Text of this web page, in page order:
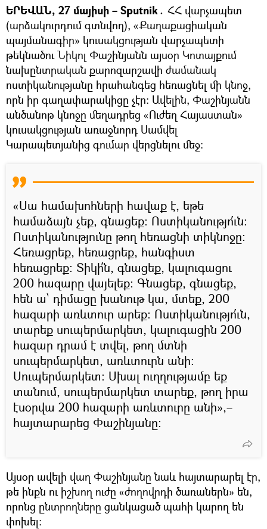
ԵՐԵՎԱՆ, 27 մայիսի – Sputnik․ ՀՀ վարչապետ
(արձակուրդում գտնվող), «Քաղաքացիական
պայմանագիր» կուսակցության վարչապետի
թեկնածու Նիկոլ Փաշինյանն այսօր Կոտայքում
նախընտրական քարոզարշավի ժամանակ
ոստիկանությանը հրահանգեց հեռացնել մի կնոջ,
որն իր գաղափարակիցը չէր։ Ավելին, Փաշինյանն
անծանոթ կնոջը մեղադրեց «Ուժեղ Հայաստան»
կուսակցության առաջնորդ Սամվել
Կարապետյանից գումար վերցնելու մեջ։
«Սա համախոհների հավաք է, եթե
համաձայն չեք, գնացեք։ Ոստիկանությո՛ւն։
Ոստիկանությունը թող հեռացնի տիկնոջը։
Հեռացրեք, հեռացրեք, հանգիստ
հեռացրեք։ Տիկի՛ն, գնացեք, կալուգացու
200 հազարը վայելեք։ Գնացեք, գնացեք,
հեն ա` դիմացը խանութ կա, մտեք, 200
հազարի առևտուր արեք։ Ոստիկանությո՛ւն,
տարեք սուպերմարկետ, կալուգացին 200
հազար դրամ է տվել, թող մտնի
սուպերմարկետ, առևտուրն անի։
Սուպերմարկետ։ Սխալ ուղղությամբ եք
տանում, սուպերմարկետ տարեք, թող իրա
էսօրվա 200 հազարի առևտուրը անի»,–
հայտարարեց Փաշինյանը։
Այսօր ավելի վաղ Փաշինյանը նաև հայտարարել էր,
թե ինքն ու իշխող ուժը «ժողովրդի ծառաներն» են,
որոնց ընտրողները ցանկացած պահի կարող են
փոխել: